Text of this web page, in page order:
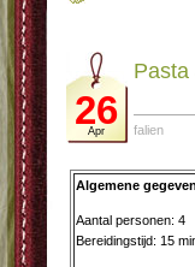
26
Apr falien
Algemene
Aantal personen: 4
Bereidingstijd: 15